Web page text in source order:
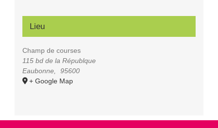
Lieu
Champ de courses
115 bd de la Républque
Eaubonne,
95600
+ Google Map